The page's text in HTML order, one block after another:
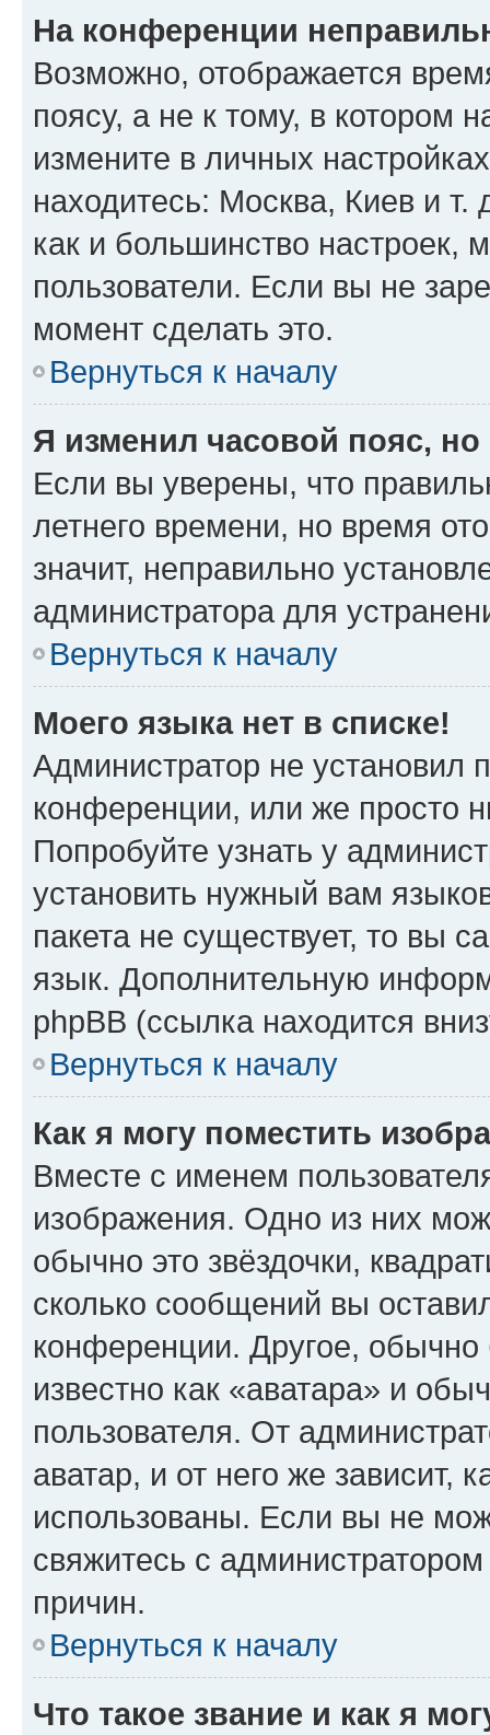
На конференции
Возможно, отображается
поясу, а не к тому, в котором
измените в личных
находитесь: Москва, Киев и т.
как и большинство настроек,
пользователи. Если вы не
момент сделать это.
Вернуться к началу
Я изменил часовой пояс,
Если вы уверены, что
летнего времени, но время
значит, неправильно
администратора для
Вернуться к началу
Моего языка нет в списке!
Администратор не установил
конференции, или же просто
Попробуйте узнать у
установить нужный вам
пакета не существует, то вы
язык. Дополнительную
phpBB (ссылка находится
Вернуться к началу
Как я могу поместить
Вместе с именем
изображения. Одно из них
обычно это звёздочки,
сколько сообщений вы
конференции. Другое,
известно как «аватара» и
пользователя. От
аватар, и от него же зависит,
использованы. Если вы не
свяжитесь с
причин.
Вернуться к началу
Что такое звание и как я